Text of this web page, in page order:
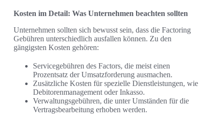
Kosten im Detail: Was Unternehmen beachten sollten
Unternehmen sollten sich bewusst sein, dass die Factoring
Gebühren unterschiedlich ausfallen können. Zu den
gängigsten Kosten gehören:
Servicegebühren des Factors, die meist einen
Prozentsatz der Umsatzforderung ausmachen.
Zusätzliche Kosten für spezielle Dienstleistungen, wie
Debitorenmanagement oder Inkasso.
Verwaltungsgebühren, die unter Umständen für die
Vertragsbearbeitung erhoben werden.